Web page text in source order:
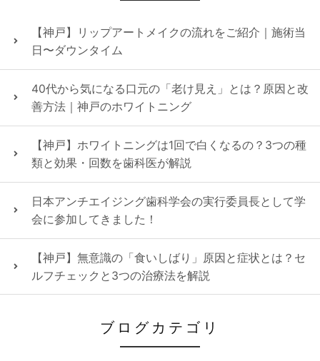
【神戸】リップアートメイクの流れをご紹介｜施術当
日〜ダウンタイム
40代から気になる口元の「老け見え」とは？原因と改
善方法｜神戸のホワイトニング
【神戸】ホワイトニングは1回で白くなるの？3つの種
類と効果・回数を歯科医が解説
日本アンチエイジング歯科学会の実行委員長として学
会に参加してきました！
【神戸】無意識の「食いしばり」原因と症状とは？セ
ルフチェックと3つの治療法を解説
ブログカテゴリ